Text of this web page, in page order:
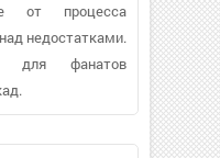
от процесса
недостатками.
для фанатов